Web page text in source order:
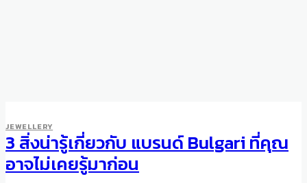
JEWELLERY
3 สิ่งน่ารู้เกี่ยวกับ แบรนด์ Bulgari ที่คุณ
อาจไม่เคยรู้มาก่อน